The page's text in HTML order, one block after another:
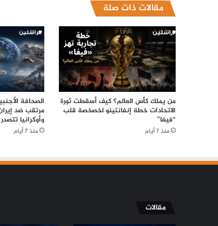
مقالات ذات صلة
من يملك كأس العالم؟ كيف أسقطت ثورة
الاتحادات خطة إنفانتينو لخصخصة قلب
“فيفا”
منذ 7 أيام
الصحافة
مرتقب ضد
وأوكرانيا
منذ 7 أيام
مقالات